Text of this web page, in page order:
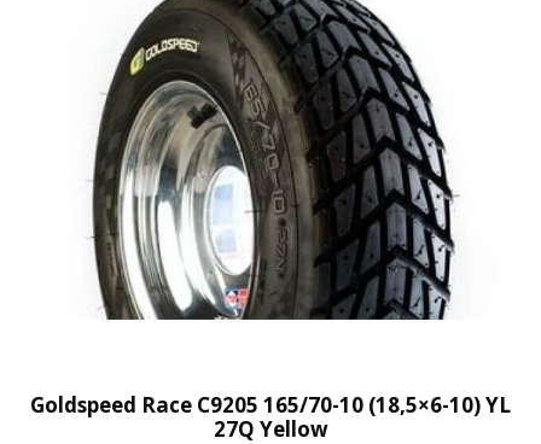
Goldspeed Race C9205 165/70-10 (18,5×6-10) YL
27Q Yellow